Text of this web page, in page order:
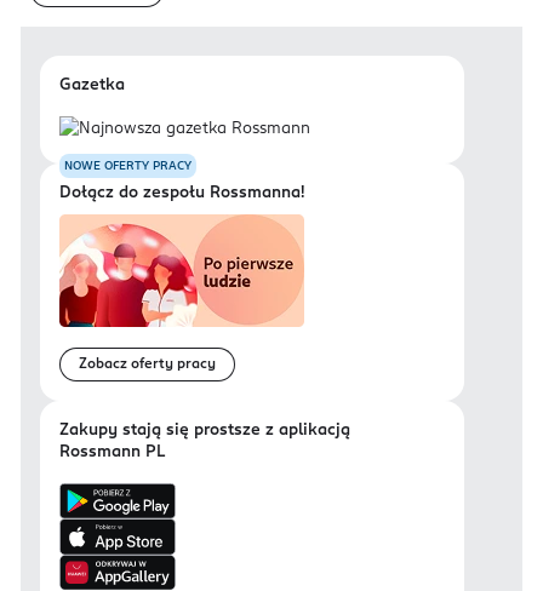
Gazetka
NOWE OFERTY PRACY
Dołącz do zespołu Rossmanna!
Zobacz oferty pracy
Zakupy stają się prostsze z aplikacją
Rossmann PL